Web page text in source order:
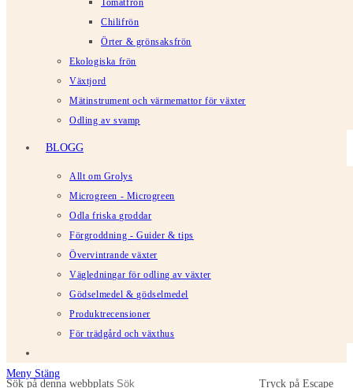
Tomatfrön
Chilifrön
Örter & grönsaksfrön
Ekologiska frön
Växtjord
Mätinstrument och värmemattor för växter
Odling av svamp
BLOGG
Allt om Grolys
Microgreen - Microgreen
Odla friska groddar
Förgroddning - Guider & tips
Övervintrande växter
Vägledningar för odling av växter
Gödselmedel & gödselmedel
Produktrecensioner
För trädgård och växthus
Meny Stäng
Sök på denna webbplats
Tryck på Escape